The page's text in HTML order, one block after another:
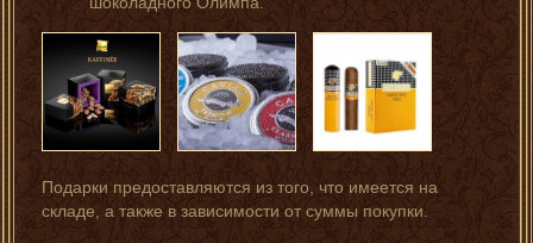
Подарки предоставляются из того, что имеется на
складе, а также в зависимости от суммы покупки.